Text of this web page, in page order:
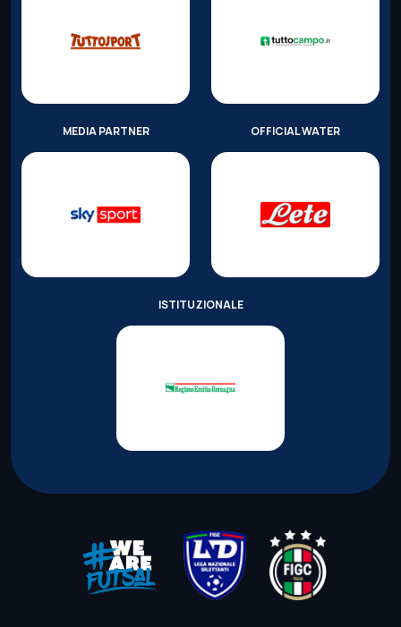
MEDIA PARTNER OFFICIAL WATER
ISTITUZIONALE